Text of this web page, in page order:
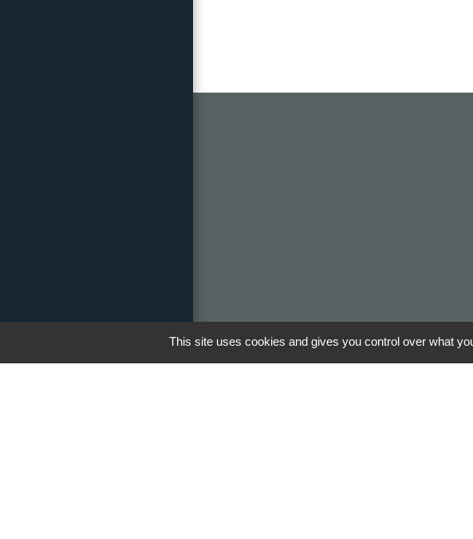
This site uses cookies and gives you control over what